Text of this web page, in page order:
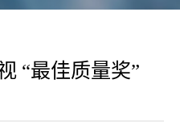
“最佳质量奖”